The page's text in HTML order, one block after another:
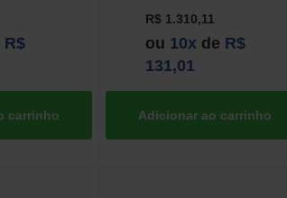
R$
R$ 1.310,11
ou 10xde R$
131,01